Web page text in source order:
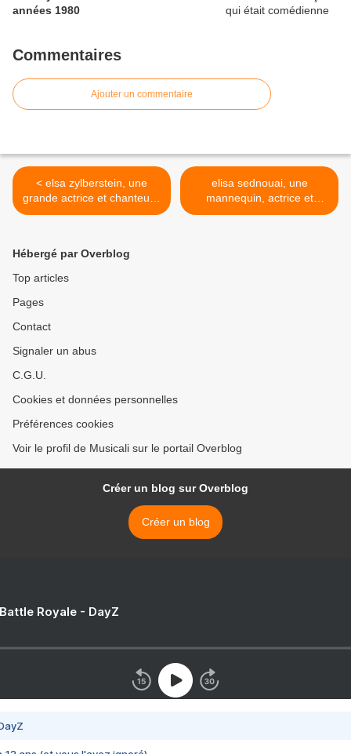
années 1980
Commentaires
Ajouter un commentaire
< elsa zylberstein, une
grande actrice et chanteuse
française qui commença
elisa sednouai, une
mannequin, actrice et
chanteuse née en égypte
Hébergé par Overblog
Top articles
Pages
Contact
Signaler un abus
C.G.U.
Cookies et données personnelles
Préférences cookies
Voir le profil de Musicali sur le portail Overblog
Créer un blog sur Overblog
Créer un blog
Royale - DayZ